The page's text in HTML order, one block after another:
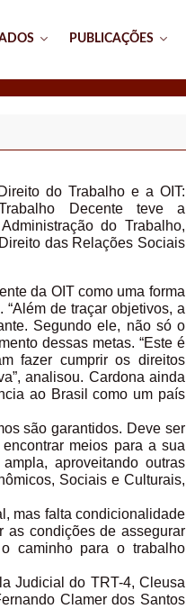
PUBLICAÇÕES
do Trabalho e a OIT:
Decente teve a
do Trabalho,
das Relações Sociais
da OIT como uma forma
de traçar objetivos, a
Segundo ele, não só o
dessas metas. “Este é
fazer cumprir os direitos
analisou. Cardona ainda
ao Brasil como um país
são garantidos. Deve ser
meios para a sua
aproveitando outras
Sociais e Culturais,
mas falta condicionalidade
as condições de assegurar
caminho para o trabalho
Judicial do TRT-4, Cleusa
Clamer dos Santos